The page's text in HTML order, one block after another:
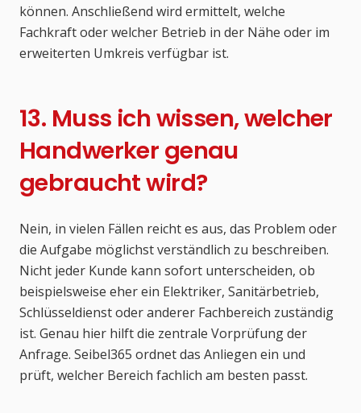
können. Anschließend wird ermittelt, welche
Fachkraft oder welcher Betrieb in der Nähe oder im
erweiterten Umkreis verfügbar ist.
13. Muss ich wissen, welcher
Handwerker genau
gebraucht wird?
Nein, in vielen Fällen reicht es aus, das Problem oder
die Aufgabe möglichst verständlich zu beschreiben.
Nicht jeder Kunde kann sofort unterscheiden, ob
beispielsweise eher ein Elektriker, Sanitärbetrieb,
Schlüsseldienst oder anderer Fachbereich zuständig
ist. Genau hier hilft die zentrale Vorprüfung der
Anfrage. Seibel365 ordnet das Anliegen ein und
prüft, welcher Bereich fachlich am besten passt.